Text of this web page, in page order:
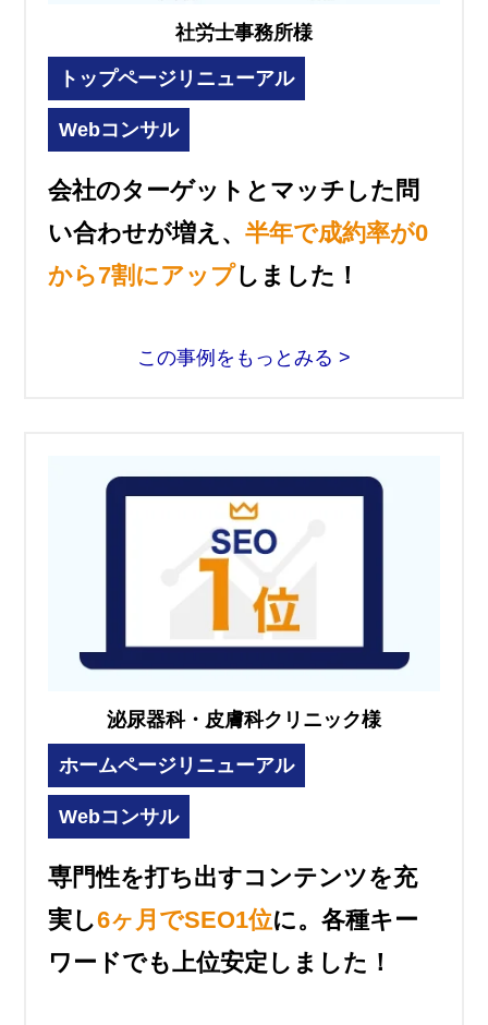
社労士事務所様
トップページリニューアル
Webコンサル
会社のターゲットとマッチした問
い合わせが増え、半年で成約率が0
から7割にアップしました！
この事例をもっとみる >
泌尿器科・皮膚科クリニック様
ホームページリニューアル
Webコンサル
専門性を打ち出すコンテンツを充
実し6ヶ月でSEO1位に。各種キー
ワードでも上位安定しました！